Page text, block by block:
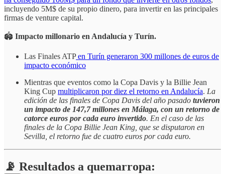
incluyendo 5M$ de su propio dinero, para invertir en las principales
firmas de venture capital.
🏟️ Impacto millonario en Andalucía y Turín.
Las Finales ATPen Turín generaron 300 millones de euros de
impacto económico
Mientras que eventos como la Copa Davis y la Billie Jean
King Cup multiplicaron por diez el retorno en Andalucía. La
edición de las finales de Copa Davis del año pasado tuvieron
un impacto de 147,7 millones en Málaga, con un retorno de
catorce euros por cada euro invertido. En el caso de las
finales de la Copa Billie Jean King, que se disputaron en
Sevilla, el retorno fue de cuatro euros por cada euro.
📡 Resultados a quemarropa: